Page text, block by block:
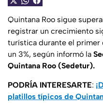
Quintana Roo sigue
registrar un crecimiento
turística durante el
un 3%, según informó la
Quintana Roo (Sedetur).
PODRÍA INTERESARTE:
platillos típicos de